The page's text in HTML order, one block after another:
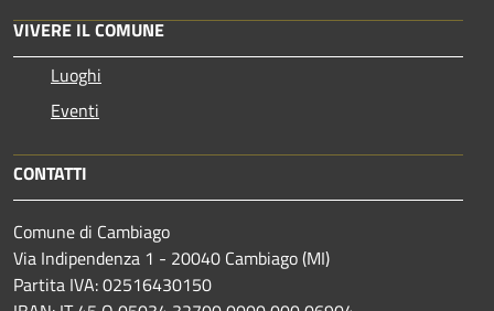
VIVERE IL COMUNE
Luoghi
Eventi
CONTATTI
Comune di Cambiago
Via Indipendenza 1 - 20040 Cambiago (MI)
Partita IVA: 02516430150